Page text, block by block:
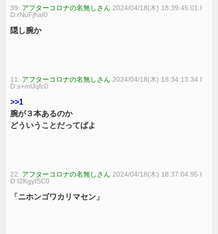
39: アフターコロナの名無しさん 2024/04/18(木) 18:39:45.01 I
D:rNuFjhaI0
隠し腕か
11: アフターコロナの名無しさん 2024/04/18(木) 18:34:13.34 I
D:s+mlJqfc0
>>1
腕が３本あるのか
どういうことだってばよ
22: アフターコロナの名無しさん 2024/04/18(木) 18:37:04.95 I
D:I2KgyfSC0
「ニホンゴワカリマセン」